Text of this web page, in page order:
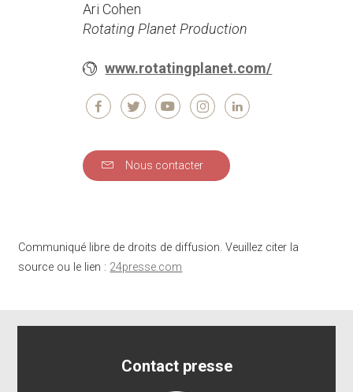
Ari Cohen
Rotating Planet Production
www.rotatingplanet.com/
Nous contacter
Communiqué libre de droits de diffusion. Veuillez citer la
source ou le lien : 24presse.com
Contact presse